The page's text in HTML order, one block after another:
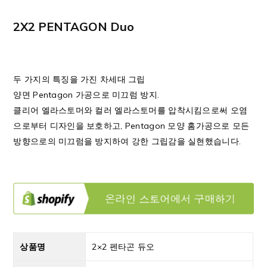
2X2 PENTAGON Duo
두 가지의 특징을 가진 차세대 그립
양면 Pentagon 가공으로 미끄럼 방지.
클리어 엘라스토머와 컬러 엘라스토머를 압착시킴으로써 오염
으로부터 디자인을 보호하고, Pentagon 모양 홈가공으로 모든
방향으로의 미끄럼을 방지하여 강한 그립감을 실현했습니다.
상품명 2×2 펜타곤 듀오